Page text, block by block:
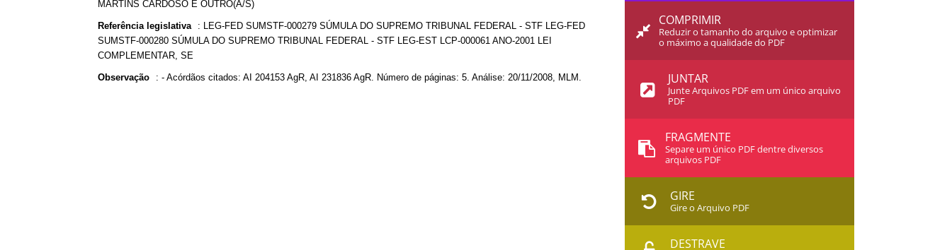
MARTINS CARDOSO E OUTRO(A/S)
Referência legislativa : LEG-FED SUMSTF-000279 SÚMULA DO SUPREMO TRIBUNAL FEDERAL - STF LEG-FED
SUMSTF-000280 SÚMULA DO SUPREMO TRIBUNAL FEDERAL - STF LEG-EST LCP-000061 ANO-2001 LEI
COMPLEMENTAR, SE
Observação : - Acórdãos citados: AI 204153 AgR, AI 231836 AgR. Número de páginas: 5. Análise: 20/11/2008, MLM.
COMPRIMIR
Reduzir o tamanho do arquivo e optimizar
o máximo a qualidade do PDF
JUNTAR
Junte Arquivos PDF em um único arquivo
PDF
FRAGMENTE
Separe um único PDF dentre diversos
arquivos PDF
GIRE
Gire o Arquivo PDF
DESTRAVE